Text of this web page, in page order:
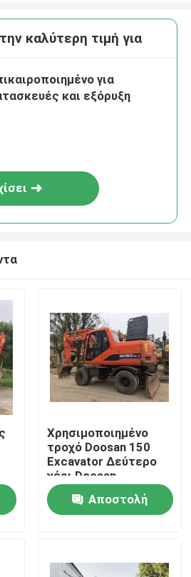
καλύτερη τιμή για
για
και εξόρυξη
Χρησιμοποιημένο
τροχό Doosan 150
Excavator Δεύτερο
χέρι Doosan
Excavator
Αποστολή